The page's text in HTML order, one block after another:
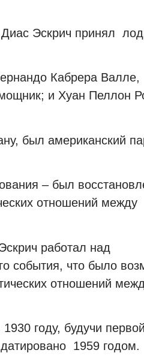
Эскрич принял
Кабрера Валле,
и Хуан Пеллон
был американский
– был
отношений между
работал над
события, что было
отношений
1930 году, будучи
1959 годом.